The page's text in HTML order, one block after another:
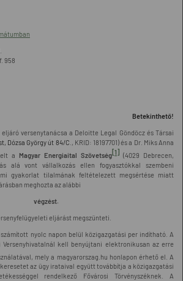
958
Betekinthető!
eljáró versenytanácsa a Deloitte Legal Göndöcz és Társai
Dózsa György út 84/C ., KRID: 18197701) és a Dr. Miks Anna
a Magyar Energiaital Szövetség[1] (4029 Debrecen,
alá vont vállalkozás ellen fogyasztókkal szembeni
gyakorlat tilalmának feltételezett megsértése miatt
meghozta az alábbi
végzést.
eljárást megszünteti.
nyolc napon belül közigazgatási per indítható. A
Versenyhivatalnál kell benyújtani elektronikusan az erre
mely a magyarorszag.hu honlapon érhető el. A
az ügy irataival együtt továbbítja a közigazgatási
rendelkező Fővárosi Törvényszéknek. A